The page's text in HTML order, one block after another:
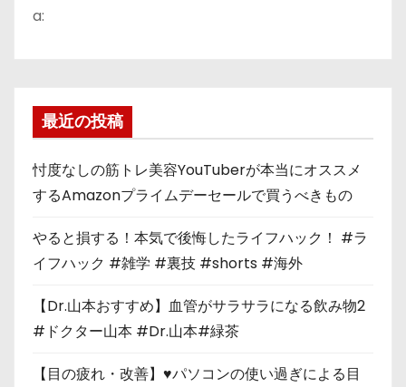
a:
最近の投稿
忖度なしの筋トレ美容YouTuberが本当にオススメ
するAmazonプライムデーセールで買うべきもの
やると損する！本気で後悔したライフハック！ #ラ
イフハック #雑学 #裏技 #shorts #海外
【Dr.山本おすすめ】血管がサラサラになる飲み物2
#ドクター山本 #Dr.山本#緑茶
【目の疲れ・改善】♥パソコンの使い過ぎによる目